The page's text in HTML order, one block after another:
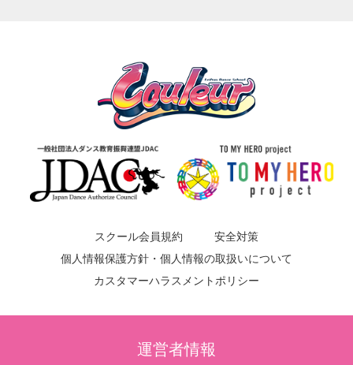
スクール会員規約
安全対策
個人情報保護方針・個人情報の取扱いについて
カスタマーハラスメントポリシー
運営者情報